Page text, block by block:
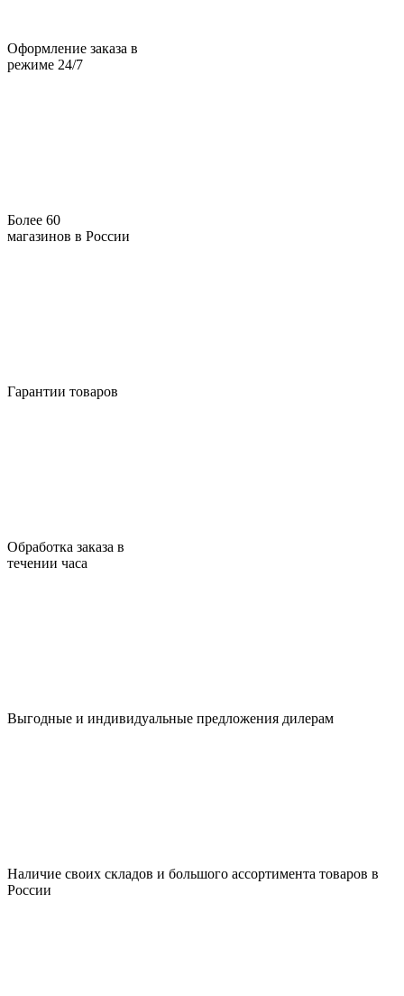
Оформление заказа в
режиме 24/7
Более 60
магазинов в России
Гарантии товаров
Обработка заказа в
течении часа
Выгодные и индивидуальные предложения дилерам
Наличие своих складов и большого ассортимента товаров в
России